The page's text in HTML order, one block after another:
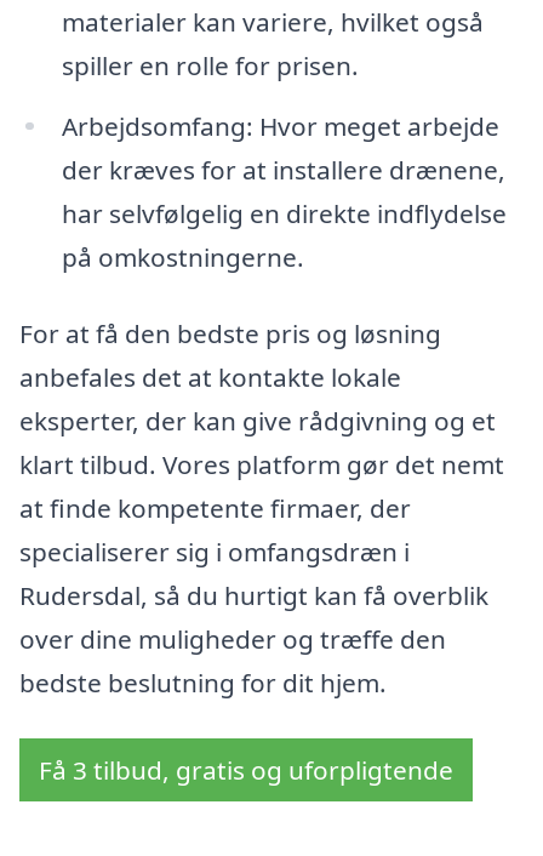
materialer kan variere, hvilket også
spiller en rolle for prisen.
Arbejdsomfang: Hvor meget arbejde
der kræves for at installere drænene,
har selvfølgelig en direkte indflydelse
på omkostningerne.
For at få den bedste pris og løsning
anbefales det at kontakte lokale
eksperter, der kan give rådgivning og et
klart tilbud. Vores platform gør det nemt
at finde kompetente firmaer, der
specialiserer sig i omfangsdræn i
Rudersdal, så du hurtigt kan få overblik
over dine muligheder og træffe den
bedste beslutning for dit hjem.
Få 3 tilbud, gratis og uforpligtende